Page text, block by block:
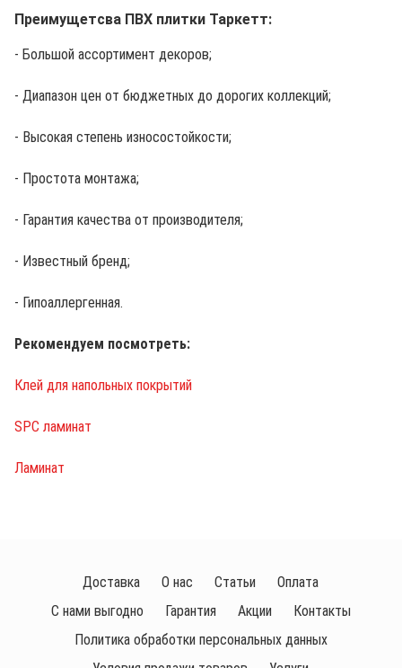
Преимущетсва ПВХ плитки Таркетт:
- Большой ассортимент декоров;
- Диапазон цен от бюджетных до дорогих коллекций;
- Высокая степень износостойкости;
- Простота монтажа;
- Гарантия качества от производителя;
- Известный бренд;
- Гипоаллергенная.
Рекомендуем посмотреть:
Клей для напольных покрытий
SPC ламинат
Ламинат
Доставка О нас Статьи
Оплата
С нами выгодно
Гарантия Акции
Контакты
Политика обработки персональных данных